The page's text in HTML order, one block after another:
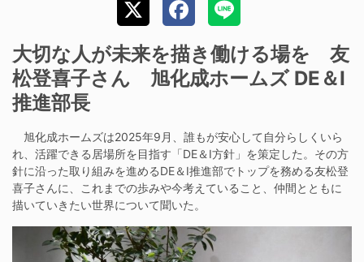
大切な人が未来を描き働ける場を 友
松登喜子さん 旭化成ホームズ DE＆I
推進部長
旭化成ホームズは2025年9月、誰もが安心して自分らしくいら
れ、活躍できる居場所を目指す「DE＆I方針」を策定した。その方
針に沿った取り組みを進めるDE＆I推進部でトップを務める友松登
喜子さんに、これまでの歩みや今考えていること、仲間とともに
描いていきたい世界について聞いた。